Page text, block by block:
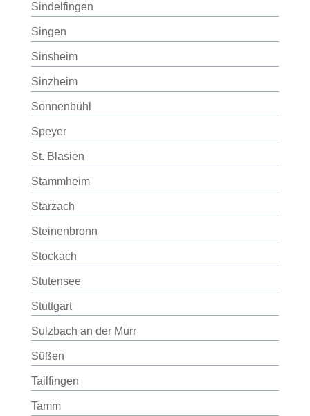
Sindelfingen
Singen
Sinsheim
Sinzheim
Sonnenbühl
Speyer
St. Blasien
Stammheim
Starzach
Steinenbronn
Stockach
Stutensee
Stuttgart
Sulzbach an der Murr
Süßen
Tailfingen
Tamm